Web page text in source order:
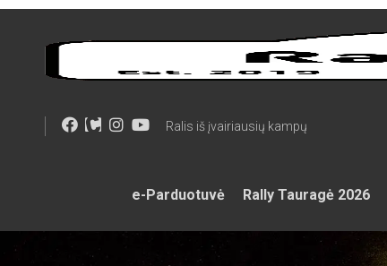
Skip
content
Ralis iš įvairiausių kampų
e-Parduotuvė Rally Tauragė 2026